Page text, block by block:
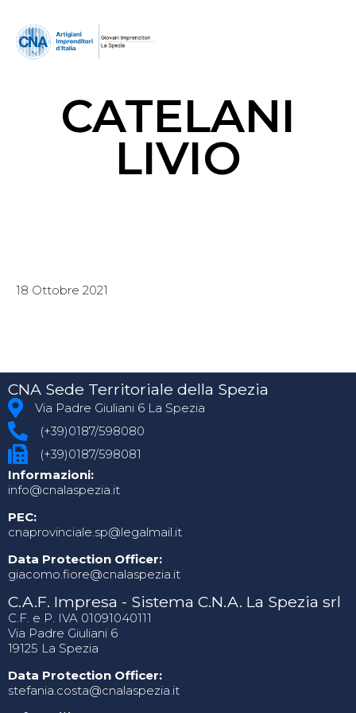
CATELANI
LIVIO
18 Ottobre 2021
CNA Sede Territoriale della Spezia
Via Padre Giuliani 6 La Spezia
(+39)0187/598080
(+39)0187/598081
Informazioni:
info@cnalaspezia.it
PEC:
cnaprovinciale.sp@legalmail.it
Data Protection Officer:
giacomo.fiore@cnalaspezia.it
C.A.F. Impresa - Sistema C.N.A. La Spezia srl
C.F. e P. IVA 01091040111
Via Padre Giuliani 6
19125 La Spezia
Data Protection Officer:
stefania.costa@cnalaspezia.it